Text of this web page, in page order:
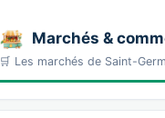
Marchés &
🛒 Les marchés de Saint-